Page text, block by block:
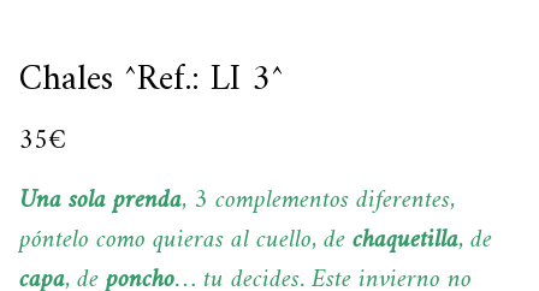
Chales ^Ref.: LI 3^
35€
Una sola prenda, 3 complementos diferentes,
póntelo como quieras al cuello, dechaquetilla, de
capa, deponcho… tu decides. Este invierno no